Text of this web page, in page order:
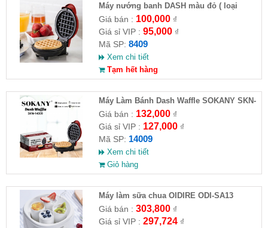
Máy nướng banh DASH màu đỏ ( loại
chuẩn )
Giá bán : 100,000₫
Giá sỉ VIP : 95,000₫
Mã SP: 8409
Xem chi tiết
Tạm hết hàng
Máy Làm Bánh Dash Waffle SOKANY SKN-
14009
Giá bán : 132,000₫
Giá sỉ VIP : 127,000₫
Mã SP: 14009
Xem chi tiết
Giỏ hàng
Máy làm sữa chua OIDIRE ODI-SA13
Giá bán : 303,800₫
Giá sỉ VIP : 297,724₫